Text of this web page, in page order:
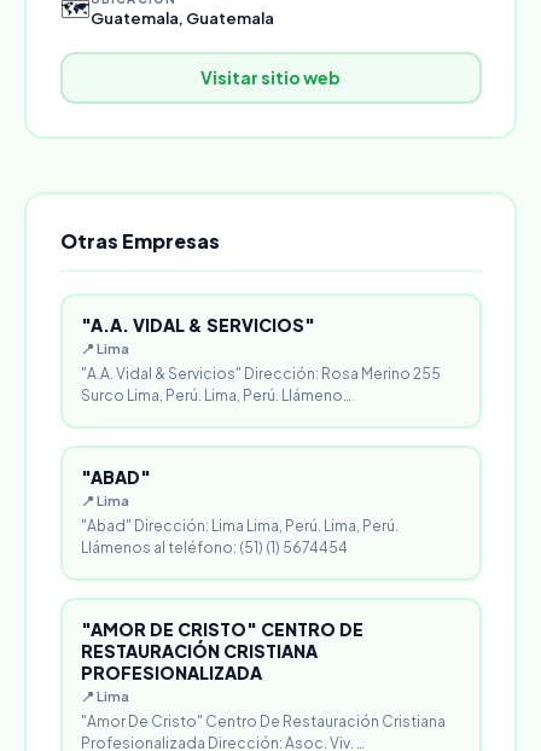
🗺️Guatemala, Guatemala
Visitar sitio web
Otras Empresas
"A.A. VIDAL & SERVICIOS"
📍 Lima
"A.A. Vidal & Servicios" Dirección: Rosa Merino 255
Surco Lima, Perú. Lima, Perú. Llámeno…
"ABAD"
📍 Lima
"Abad" Dirección: Lima Lima, Perú. Lima, Perú.
Llámenos al teléfono: (51) (1) 5674454
"AMOR DE CRISTO" CENTRO DE
RESTAURACIÓN CRISTIANA
PROFESIONALIZADA
📍 Lima
"Amor De Cristo" Centro De Restauración Cristiana
Profesionalizada Dirección: Asoc. Viv. …